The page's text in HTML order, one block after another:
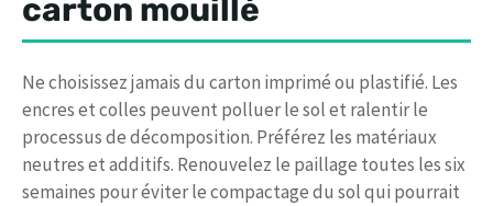
carton mouillé
Ne choisissez jamais du carton imprimé ou plastifié. Les
encres et colles peuvent polluer le sol et ralentir le
processus de décomposition. Préférez les matériaux
neutres et additifs. Renouvelez le paillage toutes les six
semaines pour éviter le compactage du sol qui pourrait